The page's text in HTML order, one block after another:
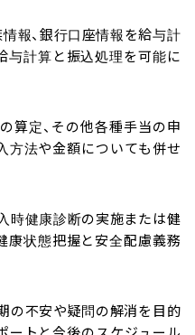
報、銀行口座情報を給与計
与計算と振込処理を可能に
算定、その他各種手当の申
方法や金額についても併せ
時健康診断の実施または健
康状態把握と安全配慮義務
の不安や疑問の解消を目的